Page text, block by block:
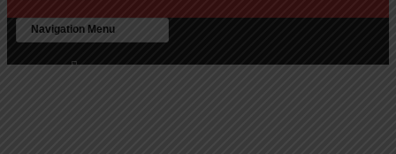
viviendas del IPAV Te ofrecen trabajo, pero es un engaño: así son las nuevas estafas